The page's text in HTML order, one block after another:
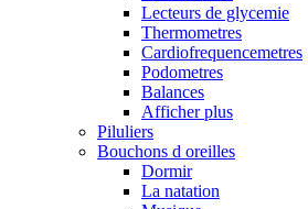
Lecteurs de glycemie
Thermometres
Cardiofrequencemetres
Podometres
Balances
Afficher plus
Piluliers
Bouchons d oreilles
Dormir
La natation